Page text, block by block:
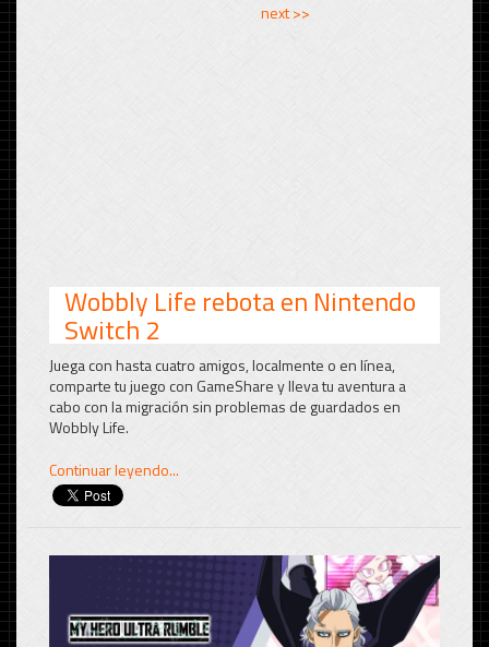
next >>
Wobbly Life rebota en Nintendo
Switch 2
Juega con hasta cuatro amigos, localmente o en línea,
comparte tu juego con GameShare y lleva tu aventura a
cabo con la migración sin problemas de guardados en
Wobbly Life.
Continuar leyendo...